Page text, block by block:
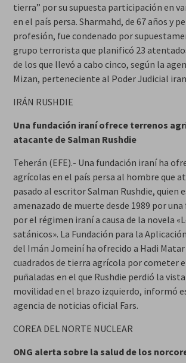
tierra” por su supuesta participación en
en el país persa. Sharmahd, de 67 años y
profesión, fue condenado por
grupo terrorista que planificó 23
de los que llevó a cabo cinco, según la
Mizan, perteneciente al Poder Judicial
IRÁN RUSHDIE
Una fundación iraní ofrece terrenos
atacante de Salman Rushdie
Teherán (EFE).- Una fundación iraní ha
agrícolas en el país persa al hombre que
pasado al escritor Salman Rushdie, quien
amenazado de muerte desde 1989 por
por el régimen iraní a causa de la novela
satánicos». La Fundación para la
del Imán Jomeiní ha ofrecido a Hadi
cuadrados de tierra agrícola por cometer
puñaladas en el que Rushdie perdió la
movilidad en el brazo izquierdo, informó
agencia de noticias oficial Fars.
COREA DEL NORTE NUCLEAR
ONG alerta sobre la salud de los